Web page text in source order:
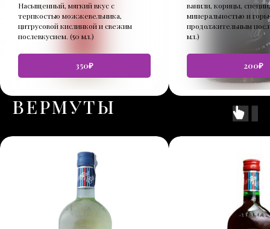
Насыщенный, мягкий вкус с
терпкостью можжевельника,
цитрусовой кислинкой и свежим
послевкусием. (50 мл.)
350₽
ванили, корицы, специй,
минеральностью и
продолжительным
мл.)
200₽
ВЕРМУТЫ